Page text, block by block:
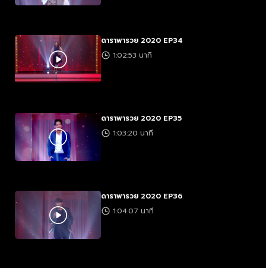
ดาราพารวย 2020 EP34
1:02:53 นาที
ดาราพารวย 2020 EP35
1:03:20 นาที
ดาราพารวย 2020 EP36
1:04:07 นาที